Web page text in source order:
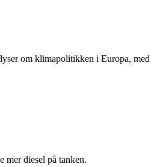
om klimapolitikken i Europa,
mer diesel på tanken.